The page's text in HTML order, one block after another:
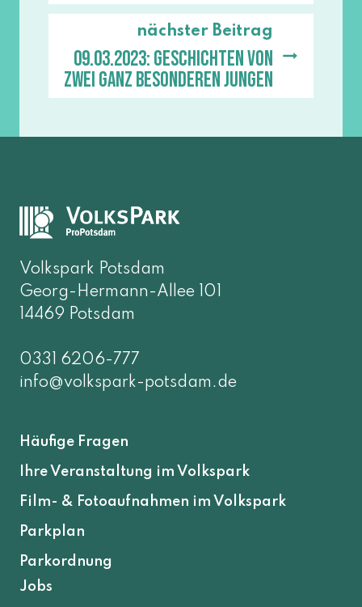
nächster Beitrag
09.03.2023: Geschichten von
zwei ganz besonderen Jungen
Volkspark Potsdam
Georg-Hermann-Allee 101
14469 Potsdam
0331 6206-777
info@volkspark-potsdam.de
Häufige Fragen
Ihre Veranstaltung im Volkspark
Film- & Fotoaufnahmen im Volkspark
Parkplan
Parkordnung
Jobs